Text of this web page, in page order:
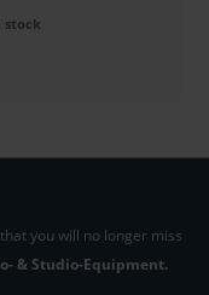
stock
you will no longer miss
& Studio-Equipment.